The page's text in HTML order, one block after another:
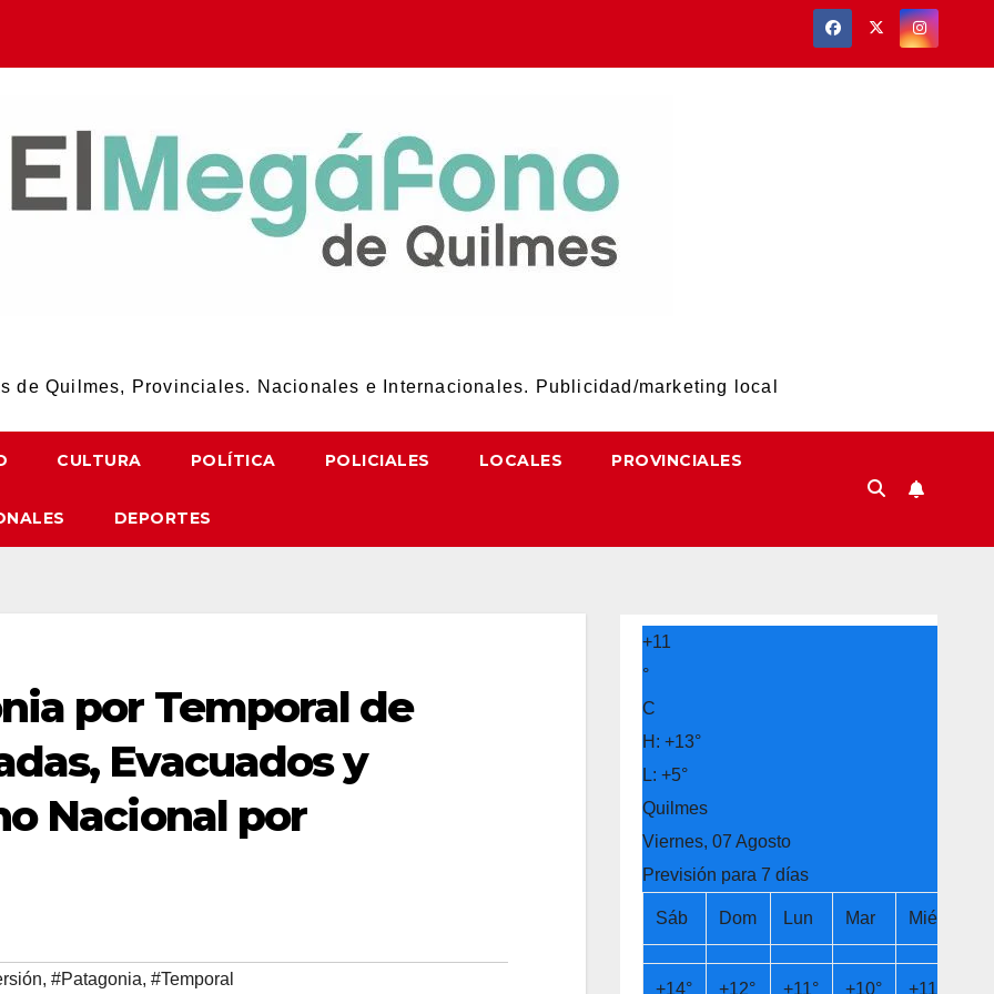
de Quilmes, Provinciales. Nacionales e Internacionales. Publicidad/marketing local
CULTURA POLÍTICA POLICIALES LOCALES PROVINCIALES
DEPORTES
por Temporal de
Evacuados y
Nacional por
, #Patagonia, #Temporal
+11
°
C
H: +13°
L: +5°
Quilmes
Viernes, 07 Agosto
Previsión para 7 días
Sáb Dom Lun Mar Mié
+14° +12° +11° +10° +11°